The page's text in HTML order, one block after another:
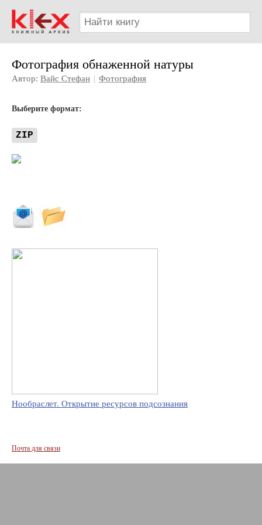
Фотография обнаженной натуры
Автор: Вайс Стефан | Фотография
Выберите формат:
ZIP
Нообраслет. Открытие ресурсов подсознания
Почта для связи